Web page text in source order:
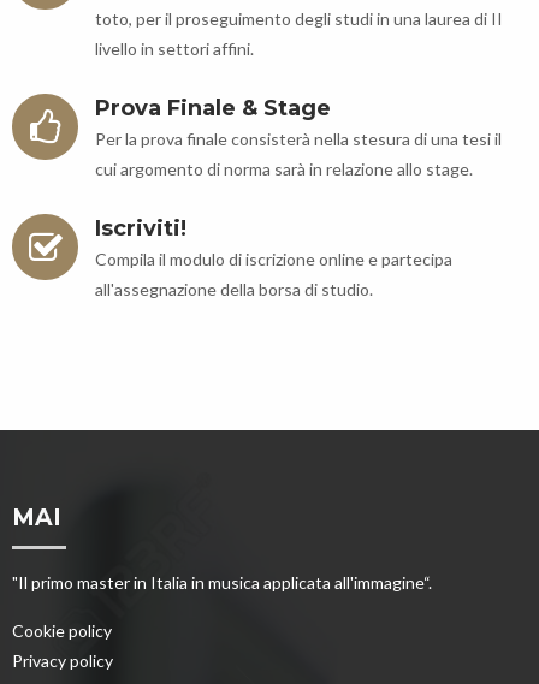
toto, per il proseguimento degli studi in una laurea di II
livello in settori affini.
Prova Finale & Stage
Per la prova finale consisterà nella stesura di una tesi il
cui argomento di norma sarà in relazione allo stage.
Iscriviti!
Compila il modulo di iscrizione online e partecipa
all'assegnazione della borsa di studio.
MAI
"Il primo master in Italia in musica applicata all'immagine“.
Cookie policy
Privacy policy